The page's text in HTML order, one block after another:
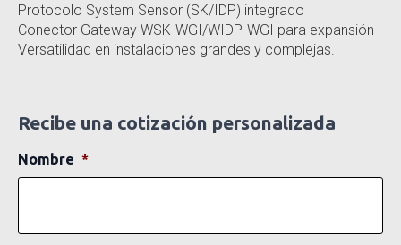
Protocolo System Sensor (SK/IDP) integrado
Conector Gateway WSK-WGI/WIDP-WGI para expansión
Versatilidad en instalaciones grandes y complejas.
Recibe una cotización personalizada
Nombre *